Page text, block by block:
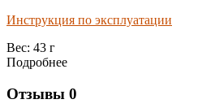
Инструкция по эксплуатации
Вес: 43 г
Подробнее
Отзывы 0